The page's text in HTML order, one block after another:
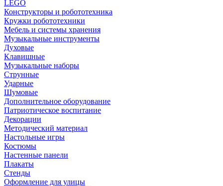
LEGO
Конструкторы и робототехника
Кружки робототехники
Мебель и системы хранения
Музыкальные инструменты
Духовые
Клавишные
Музыкальные наборы
Струнные
Ударные
Шумовые
Дополнительное оборудование
Патриотическое воспитание
Декорации
Методический материал
Настольные игры
Костюмы
Настенные панели
Плакаты
Стенды
Оформление для улицы